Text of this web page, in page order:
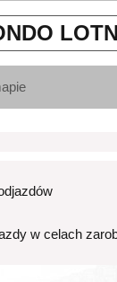
w celach